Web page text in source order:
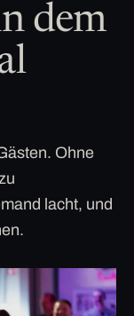
dem
Ohne
lacht, und